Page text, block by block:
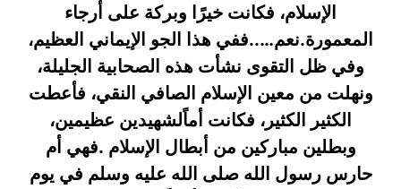
الإسلام، فكانت خيرًا وبركة على أرجاء
المعمورة.نعم…..ففي هذا الجو الإيماني العظيم،
وفي ظل التقوى نشأت هذه الصحابية الجليلة،
ونهلت من معين الإسلام الصافي النقي، فأعطت
الكثير الكثير، فكانت أماًلشهيدين عظيمين،
وبطلين مباركين من أبطال الإسلام .فهي أم
حارس رسول الله صلى الله عليه وسلم في يوم